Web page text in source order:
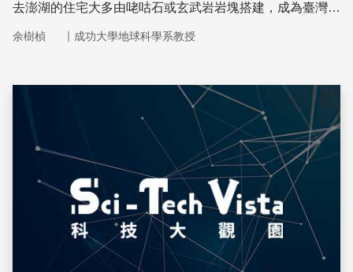
去澎湖的住宅大多由咾咕石或玄武岩岩塊搭建，成為臺灣特
余樹楨 ｜ 成功大學地球科學系教授
儲存